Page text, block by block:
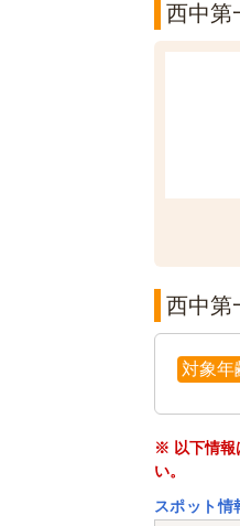
西中第
西中第
対象年
※ 以下情報
い。
スポット情